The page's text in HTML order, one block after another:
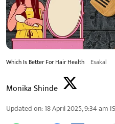
Which Is Better For Hair Health Esakal
Monika Shinde
Updated on:18 April 2025, 9:34 am